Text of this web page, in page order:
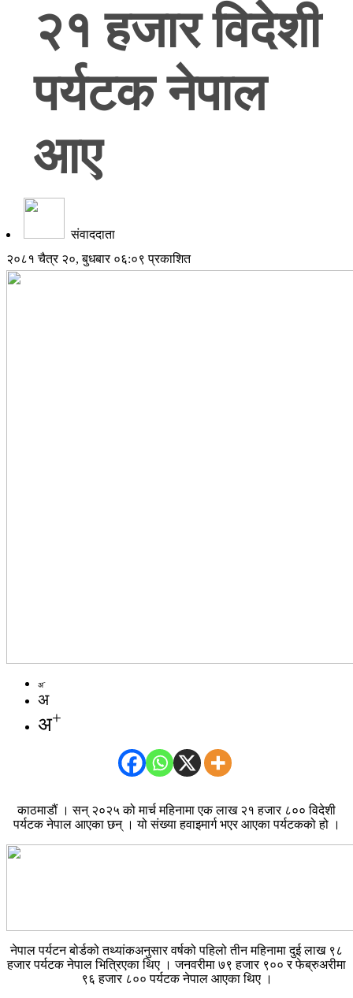
२१ हजार विदेशी
पर्यटक नेपाल
आए
संवाददाता
२०८१ चैत्र २०, बुधबार ०६:०९ प्रकाशित
अ-
अ
अ+
काठमाडौं । सन् २०२५ को मार्च महिनामा एक लाख २१ हजार ८०० विदेशी
पर्यटक नेपाल आएका छन् । यो संख्या हवाइमार्ग भएर आएका पर्यटकको हो ।
नेपाल पर्यटन बोर्डको तथ्यांकअनुसार वर्षको पहिलो तीन महिनामा दुई लाख ९८
हजार पर्यटक नेपाल भित्रिएका थिए । जनवरीमा ७९ हजार ९०० र फेब्रुअरीमा
९६ हजार ८०० पर्यटक नेपाल आएका थिए ।